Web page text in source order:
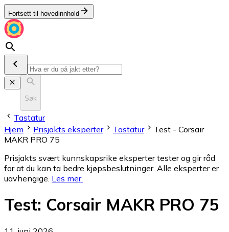
Fortsett til hovedinnhold
Søk
Tastatur
Hjem
Prisjakts eksperter Tastatur
Test - Corsair
MAKR PRO 75
Prisjakts svært kunnskapsrike eksperter tester og gir råd
for at du kan ta bedre kjøpsbeslutninger. Alle eksperter er
uavhengige. Les mer.
Test: Corsair MAKR PRO 75